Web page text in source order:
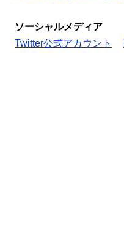
ソーシャルメディア
Twitter公式アカウント